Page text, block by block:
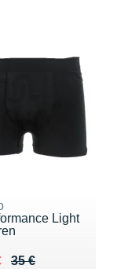
Light
35 €
de 35 €
19 €